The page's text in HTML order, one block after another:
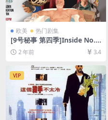
欧美 热门剧集
[9号秘事 第四季]Inside No. 9
Season 4 (2018)[百度网盘
+夸克网盘1080P超清未删减
资源][网盘在线播放/下载][MP
4/6.7GB][中英字幕]
2 年前 3.4
VIP